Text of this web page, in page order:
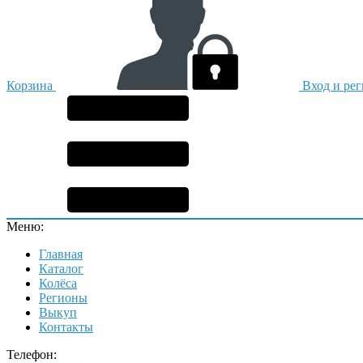
Корзина Вход и
Меню:
Главная
Каталог
Колёса
Регионы
Выкуп
Контакты
Телефон: